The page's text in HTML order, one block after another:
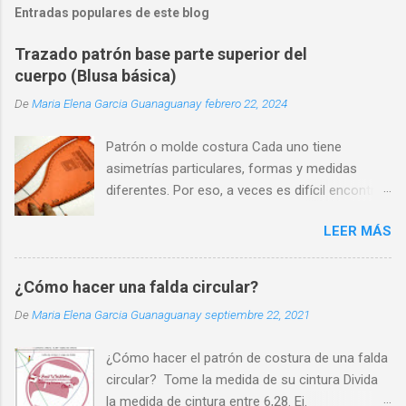
Entradas populares de este blog
Trazado patrón base parte superior del
cuerpo (Blusa básica)
DeMaria Elena Garcia Guanaguanay febrero 22, 2024
Patrón o molde costura Cada uno tiene
asimetrías particulares, formas y medidas
diferentes. Por eso, a veces es difícil encontrar
nuestra silueta y que nos haga sentir cómodos
y seguros.
LEER MÁS
¿Cómo hacer una falda circular?
DeMaria Elena Garcia Guanaguanay septiembre 22, 2021
¿Cómo hacer el patrón de costura de una falda
circular? Tome la medida de su cintura Divida
la medida de cintura entre 6,28. Ej.